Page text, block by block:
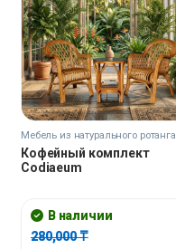
Мебель из натурального ротанга
Кофейный комплект
Codiaeum
В наличии
280,000₸